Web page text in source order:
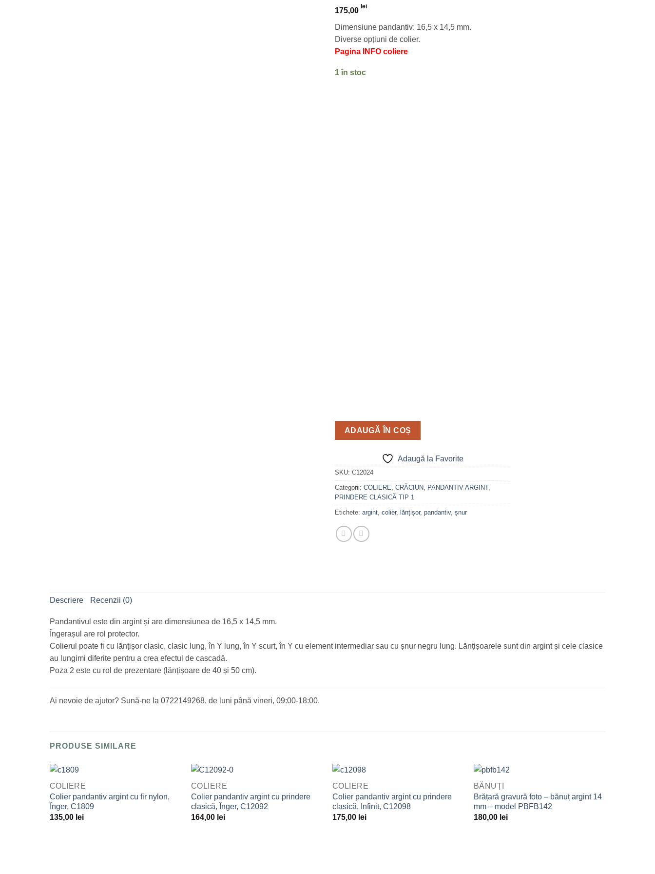
175,00 lei
Dimensiune pandantiv: 16,5 x 14,5 mm.
Diverse opțiuni de colier.
Pagina INFO coliere
1 în stoc
ADAUGĂ ÎN COȘ
Adaugă la Favorite
SKU: C12024
Categorii: COLIERE CRĂCIUN PANDANTIV ARGINT,
PRINDERE CLASICĂ TIP 1
Etichete: argint colier, lănțișor, pandantiv, șnur
Descriere Recenzii (0)
Pandantivul este din argint și are dimensiunea de 16,5 x 14,5 mm.
Îngerașul are rol protector.
Colierul poate fi cu lănțișor clasic, clasic lung, în Y lung, în Y scurt, în Y cu element intermediar sau cu șnur negru lung. Lănțișoarele sunt din argint și cele clasice
au lungimi diferite pentru a crea efectul de cascadă.
Poza 2 este cu rol de prezentare (lănțișoare de 40 și 50 cm).
Ai nevoie de ajutor? Sună-ne la 0722149268, de luni până vineri, 09:00-18:00.
PRODUSE SIMILARE
Adaugă
QUICK VIEW
COLIERE
Colier pandantiv argint cu fir nylon,
Înger, C1809
135,00 lei
Adaugă
QUICK VIEW
COLIERE
Colier pandantiv argint cu prindere
clasică, Înger, C12092
164,00 lei
Adaugă
QUICK VIEW
COLIERE
Colier pandantiv argint cu prindere
clasică, Infinit, C12098
175,00 lei
Adaugă
QUICK VIEW
BĂNUȚI
Brățară gravură foto – bănuț argint 14
mm – model PBFB142
180,00 lei